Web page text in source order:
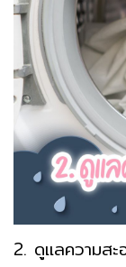
2. ดูแลความสะ